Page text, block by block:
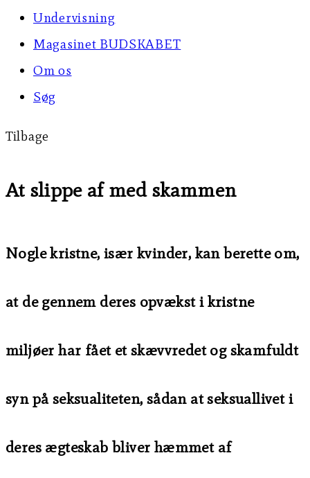
Undervisning
Magasinet BUDSKABET
Om os
Søg
Tilbage
At slippe af med skammen
Nogle kristne, især kvinder, kan berette om,
at de gennem deres opvækst i kristne
miljøer har fået et skævvredet og skamfuldt
syn på seksualiteten, sådan at seksuallivet i
deres ægteskab bliver hæmmet af